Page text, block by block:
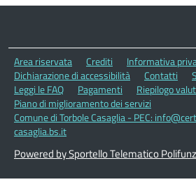
Area riservata Crediti Informativa
Dichiarazione di accessibilità
Contatti
Leggi le FAQ
Pagamenti
Riepilogo
Piano di miglioramento dei servizi
Comune di Torbole Casaglia - PEC:
casaglia.bs.it
Powered by Sportello Telematico